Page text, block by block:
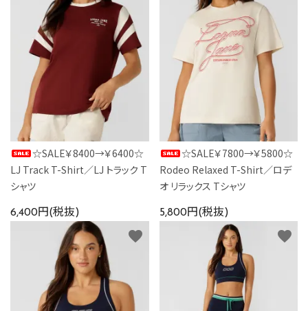
☆SALE￥8400→￥6400☆
LJ Track T-Shirt／LJ トラック T
シャツ
6,400円(税抜)
☆SALE￥7800→￥5800☆
Rodeo Relaxed T-Shirt／ロデ
オ リラックス Tシャツ
5,800円(税抜)
favorite favorite